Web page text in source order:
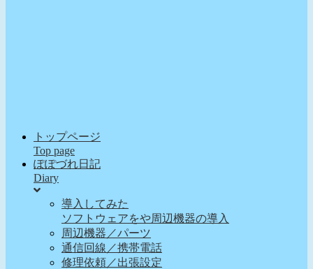
トップページ
Top page
ぽぽづれ日記
Diary
導入してみた
ソフトウェアをや周辺機器の導入
周辺機器／パーツ
通信回線／携帯電話
修理依頼／出張設定